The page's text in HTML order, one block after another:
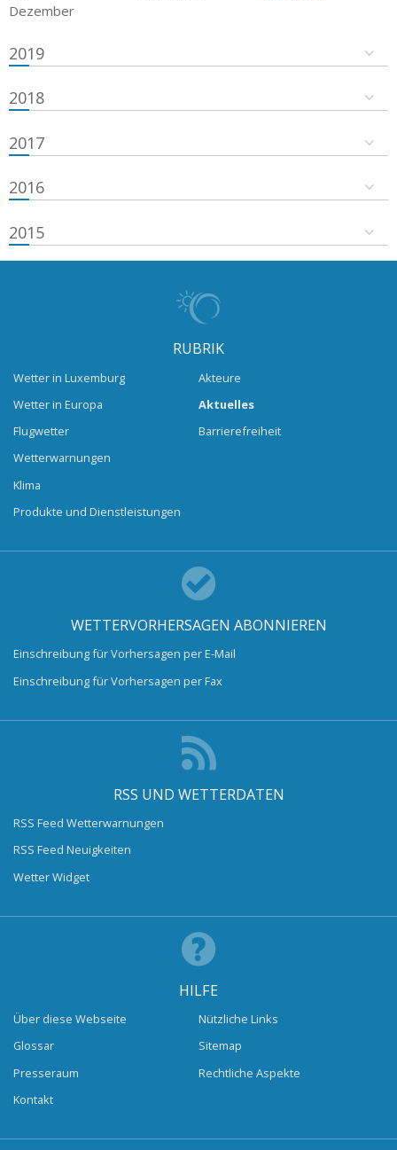
Dezember
2019
2018
2017
2016
2015
RUBRIK
Wetter in Luxemburg
Wetter in Europa
Flugwetter
Wetterwarnungen
Klima
Produkte und Dienstleistungen
Akteure
Aktuelles
Barrierefreiheit
WETTERVORHERSAGEN ABONNIEREN
Einschreibung für Vorhersagen per E-Mail
Einschreibung für Vorhersagen per Fax
RSS UND WETTERDATEN
RSS Feed Wetterwarnungen
RSS Feed Neuigkeiten
Wetter Widget
HILFE
Über diese Webseite
Glossar
Presseraum
Kontakt
Nützliche Links
Sitemap
Rechtliche Aspekte